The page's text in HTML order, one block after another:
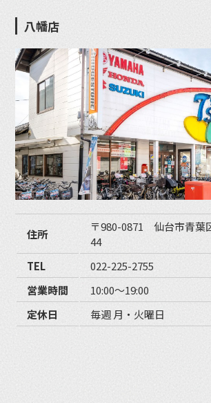
八幡店
住所
〒980-0871 仙台市青葉
44
TEL
022-225-2755
営業時間
10:00〜19:00
定休日
毎週 月・火曜日